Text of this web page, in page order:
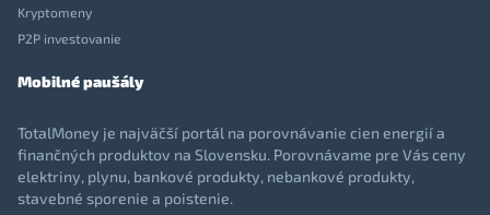
Kryptomeny
P2P investovanie
Mobilné paušály
TotalMoney je najväčší portál na porovnávanie cien energií a
finančných produktov na Slovensku. Porovnávame pre Vás ceny
elektriny, plynu, bankové produkty, nebankové produkty,
stavebné sporenie a poistenie.